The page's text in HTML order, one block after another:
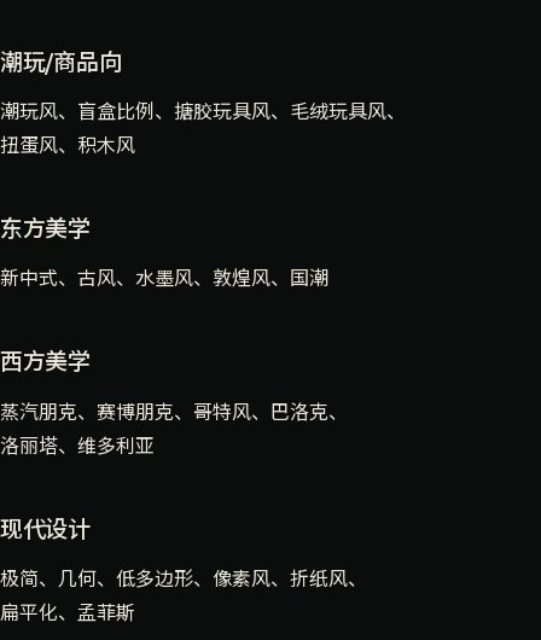
潮玩/商品向
潮玩风、盲盒比例、搪胶玩具风、毛绒玩具风、
扭蛋风、积木风
东方美学
新中式、古风、水墨风、敦煌风、国潮
西方美学
蒸汽朋克、赛博朋克、哥特风、巴洛克、
洛丽塔、维多利亚
现代设计
极简、几何、低多边形、像素风、折纸风、
扁平化、孟菲斯